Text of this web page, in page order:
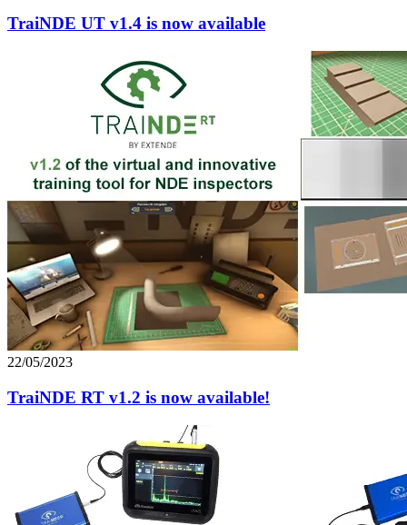
TraiNDE UT v1.4 is now available
22/05/2023
TraiNDE RT v1.2 is now available!